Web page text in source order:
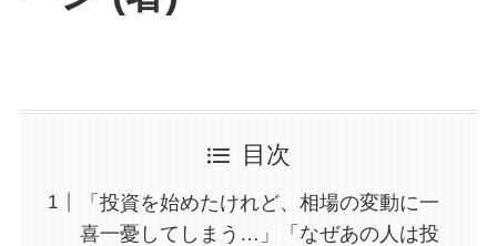
目次
「投資を始めたけれど、相場の変動に一
喜一憂してしまう…」「なぜあの人は投